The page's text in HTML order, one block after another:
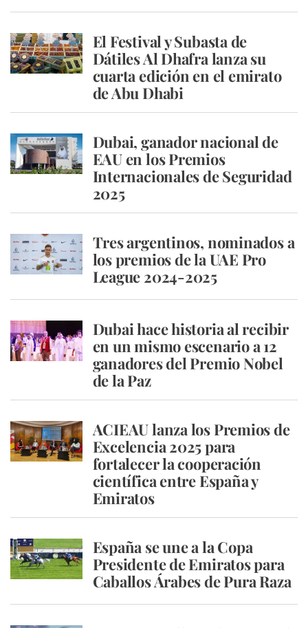
El Festival y Subasta de
Dátiles Al Dhafra lanza su
cuarta edición en el emirato
de Abu Dhabi
Dubai, ganador nacional de
EAU en los Premios
Internacionales de Seguridad
2025
Tres argentinos, nominados a
los premios de la UAE Pro
League 2024-2025
Dubai hace historia al recibir
en un mismo escenario a 12
ganadores del Premio Nobel
de la Paz
ACIEAU lanza los Premios de
Excelencia 2025 para
fortalecer la cooperación
científica entre España y
Emiratos
España se une a la Copa
Presidente de Emiratos para
Caballos Árabes de Pura Raza